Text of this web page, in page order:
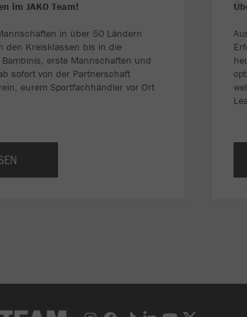
im JAKO Team!
in über 50 Ländern
den Kreisklassen bis in die
Bambinis, erste Mannschaften und
sofort von der Partnerschaft
eurem Sportfachhändler vor Ort